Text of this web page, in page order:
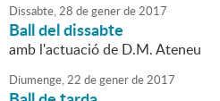
Dissabte,28 degenerde2017
Ball del dissabte
amb l'actuació de D.M. Ateneu
Diumenge,22 degenerde2017